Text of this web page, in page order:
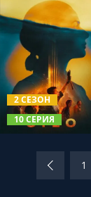
2 СЕЗОН
10 СЕРИЯ
СМОТРЕТЬ ОНЛАЙН
1